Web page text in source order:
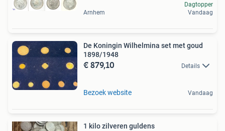
Arnhem
Dagtopper
Vandaag
De Koningin Wilhelmina set met goud
1898/1948
€ 879,10 Details
Bezoek website Vandaag
1 kilo zilveren guldens